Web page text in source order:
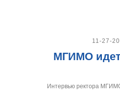
11-27-
МГИМО
Интервью ректора